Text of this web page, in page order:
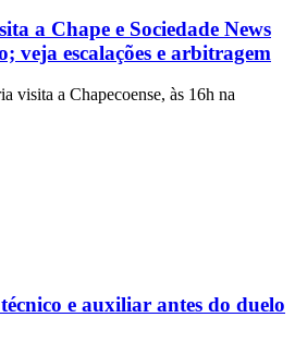
a Chape e Sociedade News
veja escalações e arbitragem
visita a Chapecoense, às 16h na
e auxiliar antes do duelo